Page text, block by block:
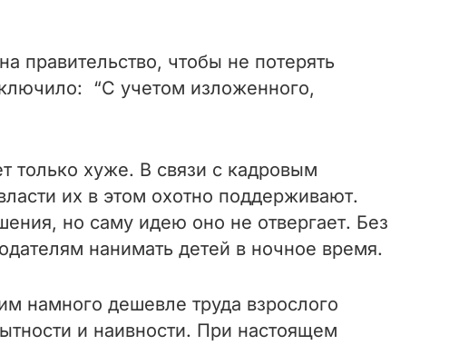
правительство, чтобы не потерять
“С учетом изложенного,
только хуже. В связи с кадровым
их в этом охотно поддерживают.
но саму идею оно не отвергает. Без
нанимать детей в ночное время.
намного дешевле труда взрослого
и наивности. При настоящем